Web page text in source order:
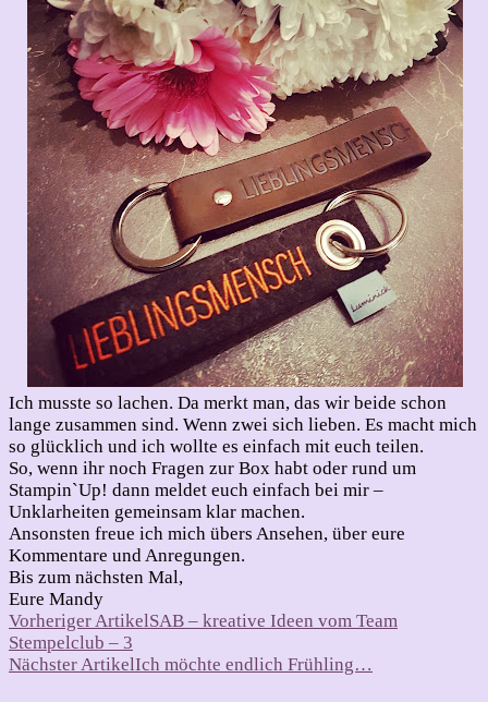
Ich musste so lachen. Da merkt man, das wir beide schon
lange zusammen sind. Wenn zwei sich lieben. Es macht mich
so glücklich und ich wollte es einfach mit euch teilen.
So, wenn ihr noch Fragen zur Box habt oder rund um
Stampin`Up! dann meldet euch einfach bei mir –
Unklarheiten gemeinsam klar machen.
Ansonsten freue ich mich übers Ansehen, über eure
Kommentare und Anregungen.
Bis zum nächsten Mal,
Eure Mandy
Beitragsnavigation
Vorheriger ArtikelSAB – kreative Ideen vom Team
Stempelclub – 3
Nächster ArtikelIch möchte endlich Frühling…